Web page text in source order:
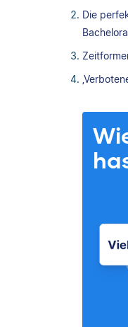
Die